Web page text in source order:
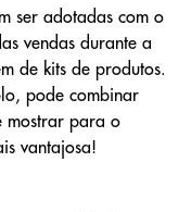
ser adotadas com o
vendas durante a
de kits de produtos.
pode combinar
mostrar para o
vantajosa!